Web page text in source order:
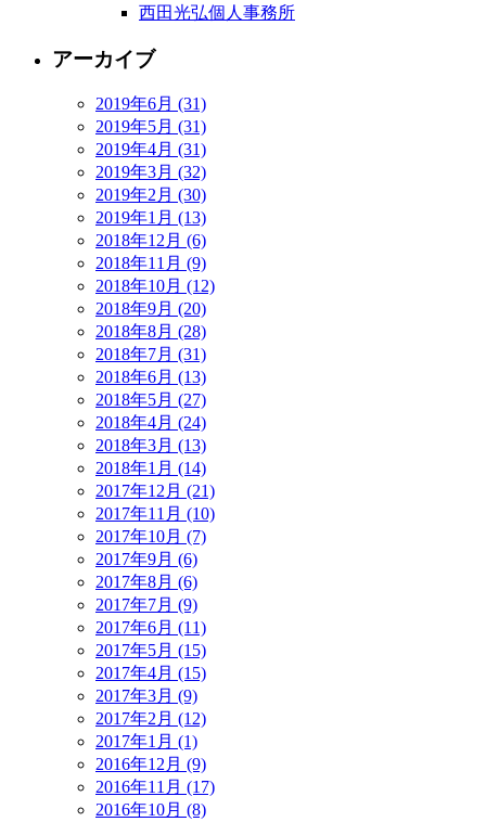
西田光弘個人事務所
アーカイブ
2019年6月 (31)
2019年5月 (31)
2019年4月 (31)
2019年3月 (32)
2019年2月 (30)
2019年1月 (13)
2018年12月 (6)
2018年11月 (9)
2018年10月 (12)
2018年9月 (20)
2018年8月 (28)
2018年7月 (31)
2018年6月 (13)
2018年5月 (27)
2018年4月 (24)
2018年3月 (13)
2018年1月 (14)
2017年12月 (21)
2017年11月 (10)
2017年10月 (7)
2017年9月 (6)
2017年8月 (6)
2017年7月 (9)
2017年6月 (11)
2017年5月 (15)
2017年4月 (15)
2017年3月 (9)
2017年2月 (12)
2017年1月 (1)
2016年12月 (9)
2016年11月 (17)
2016年10月 (8)